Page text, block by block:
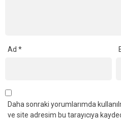
Ad *
Daha sonraki yorumlarımda
ve site adresim bu tarayıcıya